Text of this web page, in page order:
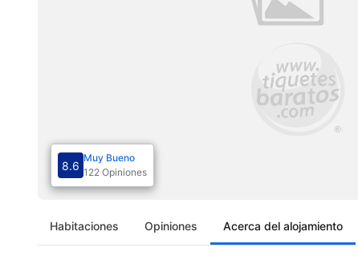
8.6
Muy Bueno
122 Opiniones
Habitaciones Opiniones Acerca del alojamiento